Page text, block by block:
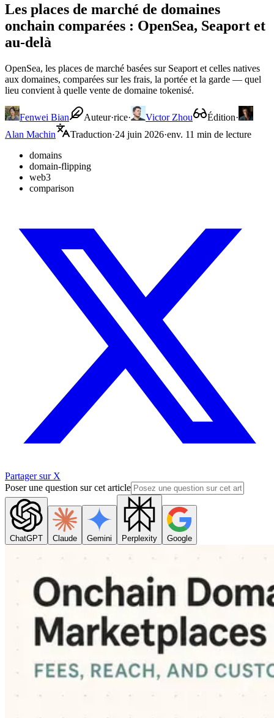
Les places de marché de domaines
onchain comparées : OpenSea, Seaport et
au-delà
OpenSea, les places de marché basées sur Seaport et celles natives
aux domaines, comparées sur les frais, la portée et la garde — quel
lieu convient à quelle vente de domaine tokenisé.
Fenwei Bian Auteur·rice· Victor Zhou Édition·
Alan Machin
Traduction·24 juin 2026·env. 11 min de lecture
domains
domain-flipping
web3
comparison
Partager sur X
Poser une question sur cet article
ChatGPT Claude Gemini Perplexity Google